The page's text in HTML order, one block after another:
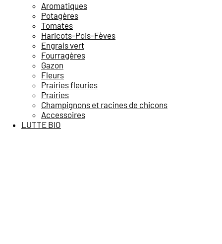
Aromatiques
Potagères
Tomates
Haricots-Pois-Fèves
Engrais vert
Fourragères
Gazon
Fleurs
Prairies fleuries
Prairies
Champignons et racines de chicons
Accessoires
LUTTE BIO